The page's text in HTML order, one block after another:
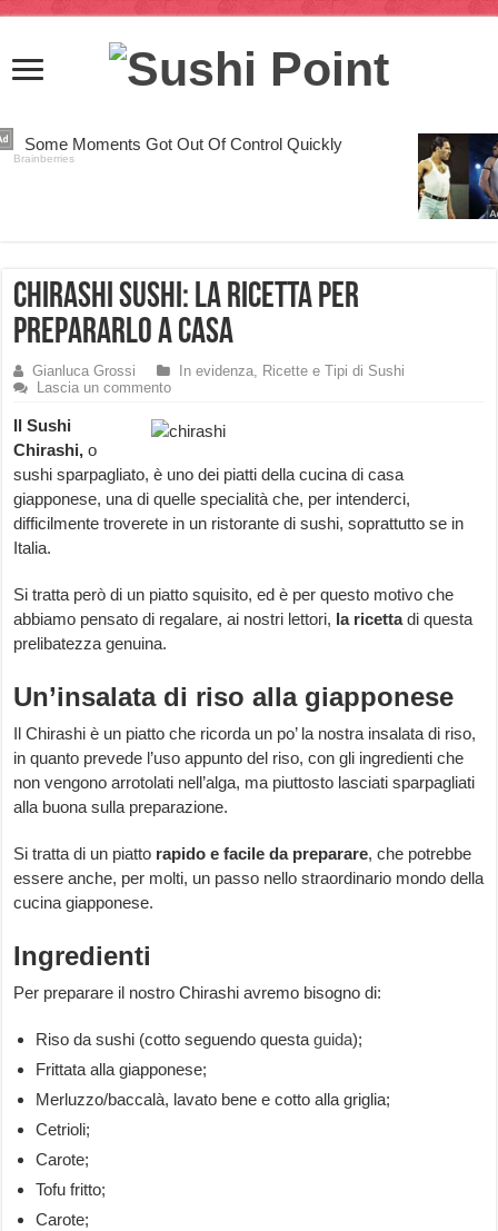
Chirashi Sushi: la Ricetta per
prepararlo a Casa
Gianluca Grossi In evidenza, Ricette e Tipi di Sushi
Lascia un commento
Il Sushi
Chirashi, o
sushi sparpagliato, è uno dei piatti della cucina di casa
giapponese, una di quelle specialità che, per intenderci,
difficilmente troverete in un ristorante di sushi, soprattutto se in
Italia.
Si tratta però di un piatto squisito, ed è per questo motivo che
abbiamo pensato di regalare, ai nostri lettori, la ricettadi questa
prelibatezza genuina.
Un’insalata di riso alla giapponese
Il Chirashi è un piatto che ricorda un po’ la nostra insalata di riso,
in quanto prevede l’uso appunto del riso, con gli ingredienti che
non vengono arrotolati nell’alga, ma piuttosto lasciati sparpagliati
alla buona sulla preparazione.
Si tratta di un piatto rapido e facile da preparare, che potrebbe
essere anche, per molti, un passo nello straordinario mondo della
cucina giapponese.
Ingredienti
Per preparare il nostro Chirashi avremo bisogno di:
Riso da sushi (cotto seguendo questaguida);
Frittata alla giapponese;
Merluzzo/baccalà, lavato bene e cotto alla griglia;
Cetrioli;
Carote;
Tofu fritto;
Carote;